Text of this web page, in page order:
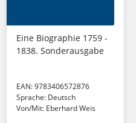
Eine Biographie 1759 -
1838. Sonderausgabe
EAN:9783406572876
Sprache: Deutsch
Von/Mit: Eberhard Weis